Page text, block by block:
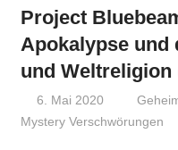
Project
Apokalypse und
und Weltreligion
6. Mai 2020 Niki
Mystery Verschwörungen